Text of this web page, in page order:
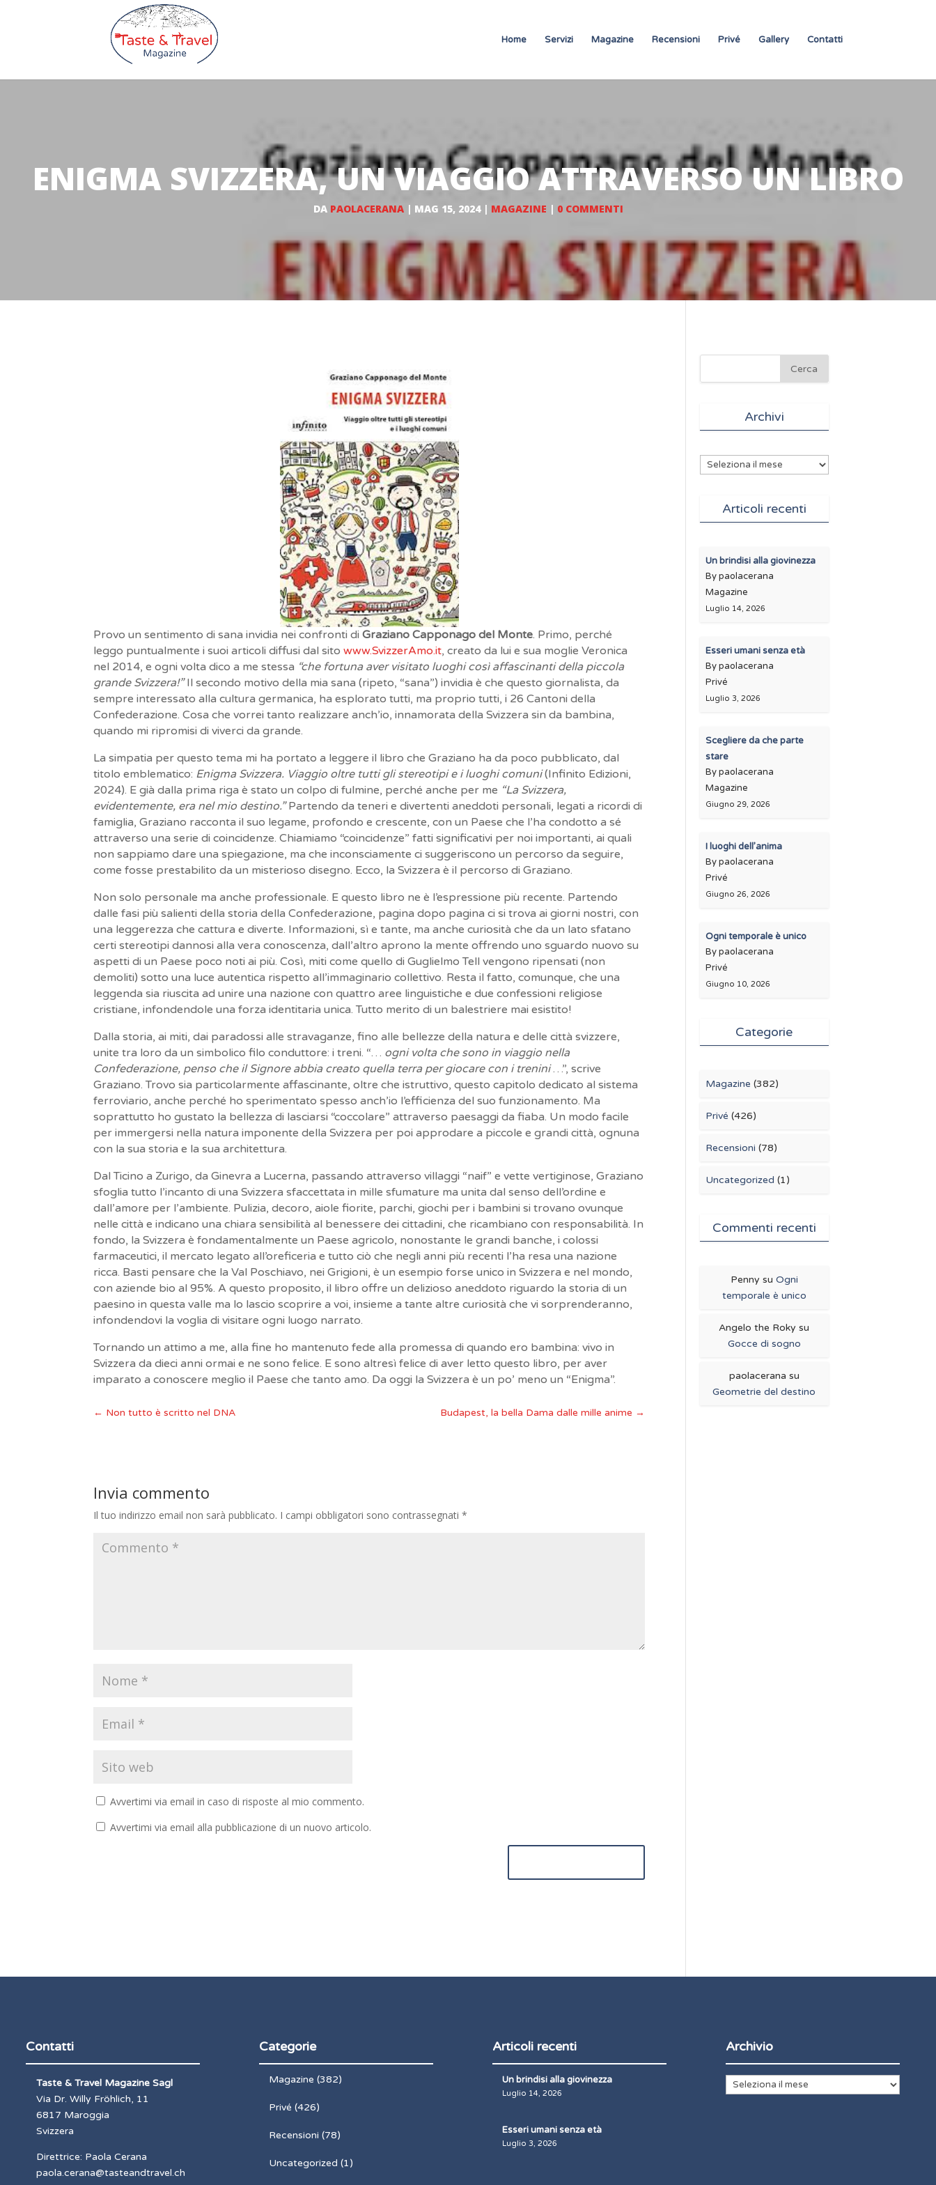
Home Servizi Magazine Recensioni Privé Gallery Contatti
ENIGMA SVIZZERA, UN VIAGGIO ATTRAVERSO UN LIBRO
DA PAOLACERANA| MAG 15, 2024| MAGAZINE | 0 COMMENTI
Provo un sentimento di sana invidia nei confronti diGraziano Capponago del Monte. Primo, perché
leggo puntualmente i suoi articoli diffusi dal sitowww.SvizzerAmo.it, creato da lui e sua moglie Veronica
nel 2014, e ogni volta dico a me stessa “che fortuna aver visitato luoghi così affascinanti della piccola
grande Svizzera!”Il secondo motivo della mia sana (ripeto, “sana”) invidia è che questo giornalista, da
sempre interessato alla cultura germanica, ha esplorato tutti, ma proprio tutti, i 26 Cantoni della
Confederazione. Cosa che vorrei tanto realizzare anch’io, innamorata della Svizzera sin da bambina,
quando mi ripromisi di viverci da grande.
La simpatia per questo tema mi ha portato a leggere il libro che Graziano ha da poco pubblicato, dal
titolo emblematico: Enigma Svizzera. Viaggio oltre tutti gli stereotipi e i luoghi comuni(Infinito Edizioni,
2024). E già dalla prima riga è stato un colpo di fulmine, perché anche per me “La Svizzera,
evidentemente, era nel mio destino.”Partendo da teneri e divertenti aneddoti personali, legati a ricordi di
famiglia, Graziano racconta il suo legame, profondo e crescente, con un Paese che l’ha condotto a sé
attraverso una serie di coincidenze. Chiamiamo “coincidenze” fatti significativi per noi importanti, ai quali
non sappiamo dare una spiegazione, ma che inconsciamente ci suggeriscono un percorso da seguire,
come fosse prestabilito da un misterioso disegno. Ecco, la Svizzera è il percorso di Graziano.
Non solo personale ma anche professionale. E questo libro ne è l’espressione più recente. Partendo
dalle fasi più salienti della storia della Confederazione, pagina dopo pagina ci si trova ai giorni nostri, con
una leggerezza che cattura e diverte. Informazioni, sì e tante, ma anche curiosità che da un lato sfatano
certi stereotipi dannosi alla vera conoscenza, dall’altro aprono la mente offrendo uno sguardo nuovo su
aspetti di un Paese poco noti ai più. Così, miti come quello di Guglielmo Tell vengono ripensati (non
demoliti) sotto una luce autentica rispetto all’immaginario collettivo. Resta il fatto, comunque, che una
leggenda sia riuscita ad unire una nazione con quattro aree linguistiche e due confessioni religiose
cristiane, infondendole una forza identitaria unica. Tutto merito di un balestriere mai esistito!
Dalla storia, ai miti, dai paradossi alle stravaganze, fino alle bellezze della natura e delle città svizzere,
unite tra loro da un simbolico filo conduttore: i treni. “… ogni volta che sono in viaggio nella
Confederazione, penso che il Signore abbia creato quella terra per giocare con i trenini…”, scrive
Graziano. Trovo sia particolarmente affascinante, oltre che istruttivo, questo capitolo dedicato al sistema
ferroviario, anche perché ho sperimentato spesso anch’io l’efficienza del suo funzionamento. Ma
soprattutto ho gustato la bellezza di lasciarsi “coccolare” attraverso paesaggi da fiaba. Un modo facile
per immergersi nella natura imponente della Svizzera per poi approdare a piccole e grandi città, ognuna
con la sua storia e la sua architettura.
Dal Ticino a Zurigo, da Ginevra a Lucerna, passando attraverso villaggi “naif” e vette vertiginose, Graziano
sfoglia tutto l’incanto di una Svizzera sfaccettata in mille sfumature ma unita dal senso dell’ordine e
dall’amore per l’ambiente. Pulizia, decoro, aiole fiorite, parchi, giochi per i bambini si trovano ovunque
nelle città e indicano una chiara sensibilità al benessere dei cittadini, che ricambiano con responsabilità. In
fondo, la Svizzera è fondamentalmente un Paese agricolo, nonostante le grandi banche, i colossi
farmaceutici, il mercato legato all’oreficeria e tutto ciò che negli anni più recenti l’ha resa una nazione
ricca. Basti pensare che la Val Poschiavo, nei Grigioni, è un esempio forse unico in Svizzera e nel mondo,
con aziende bio al 95%. A questo proposito, il libro offre un delizioso aneddoto riguardo la storia di un
paesino in questa valle ma lo lascio scoprire a voi, insieme a tante altre curiosità che vi sorprenderanno,
infondendovi la voglia di visitare ogni luogo narrato.
Tornando un attimo a me, alla fine ho mantenuto fede alla promessa di quando ero bambina: vivo in
Svizzera da dieci anni ormai e ne sono felice. E sono altresì felice di aver letto questo libro, per aver
imparato a conoscere meglio il Paese che tanto amo. Da oggi la Svizzera è un po’ meno un “Enigma”.
← Non tutto è scritto nel DNA Budapest, la bella Dama dalle mille anime →
Invia commento
Il tuo indirizzo email non sarà pubblicato. I campi obbligatori sono contrassegnati*
Avvertimi via email in caso di risposte al mio commento.
Avvertimi via email alla pubblicazione di un nuovo articolo.
Archivi
Archivi
Articoli recenti
Un brindisi alla giovinezza
By paolacerana
Magazine
Luglio 14, 2026
Esseri umani senza età
By paolacerana
Privé
Luglio 3, 2026
Scegliere da che parte
stare
By paolacerana
Magazine
Giugno 29, 2026
I luoghi dell’anima
By paolacerana
Privé
Giugno 26, 2026
Ogni temporale è unico
By paolacerana
Privé
Giugno 10, 2026
Categorie
Magazine (382)
Privé (426)
Recensioni (78)
Uncategorized (1)
Commenti recenti
Penny su Ogni
temporale è unico
Angelo the Roky su
Gocce di sogno
paolacerana su
Geometrie del destino
Contatti
Taste & Travel Magazine Sagl
Via Dr. Willy Fröhlich, 11
6817 Maroggia
Svizzera
Direttrice: Paola Cerana
paola.cerana@tasteandtravel.ch
Categorie
Magazine (382)
Privé (426)
Recensioni (78)
Uncategorized (1)
Articoli recenti
Un brindisi alla giovinezza
Luglio 14, 2026
Esseri umani senza età
Luglio 3, 2026
Archivio